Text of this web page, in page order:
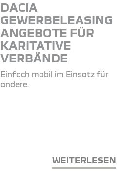
DACIA
GEWERBELEASING
ANGEBOTE FÜR
KARITATIVE
VERBÄNDE
Einfach mobil im Einsatz für
andere.
WEITERLESEN